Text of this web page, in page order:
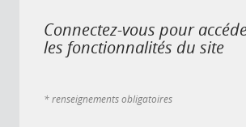
Connectez-vous pour
les fonctionnalités du site
* renseignements obligatoires